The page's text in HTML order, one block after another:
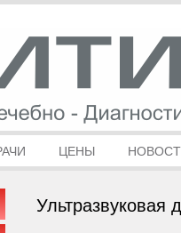
ЦЕНЫ
Ультразвуковая